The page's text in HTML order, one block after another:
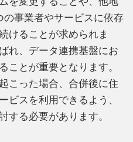
事業者やサービスに依存
けることが求められま
れ、データ連携基盤にお
ことが重要となります。
こった場合、合併後に住
ビスを利用できるよう、
する必要があります。